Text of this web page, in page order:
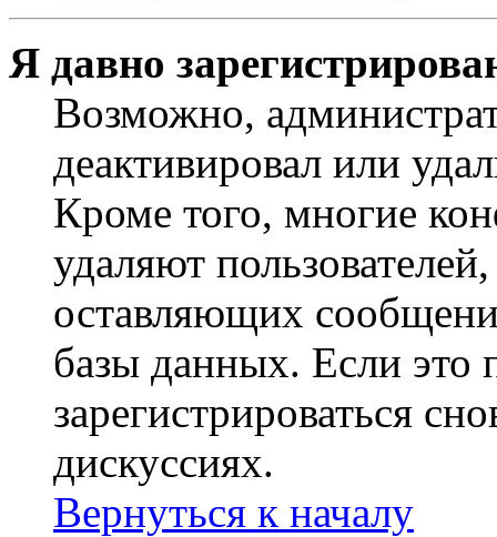
Я давно
Возможно,
деактивировал или
Кроме того, многие
удаляют
оставляющих
базы данных. Если это
зарегистрироваться
дискуссиях.
Вернуться к началу